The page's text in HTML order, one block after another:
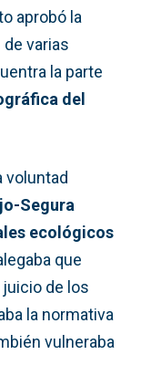
aprobó la
varias
la parte
del
voluntad
Segura
ecológicos
que
de los
la normativa
vulneraba